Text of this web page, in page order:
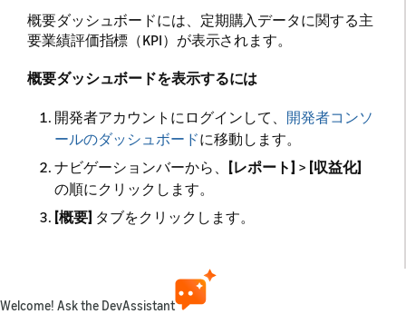
概要ダッシュボードには、定期購入データに関する主
要業績評価指標（KPI）が表示されます。
概要ダッシュボードを表示するには
開発者アカウントにログインして、 開発者コンソ
ールのダッシュボードに移動します。
ナビゲーションバーから、
[レポート] > [収益化]
の順にクリックします。
[概要] タブをクリックします。
概要ダッシュボード
Welcome! Ask the DevAssistant